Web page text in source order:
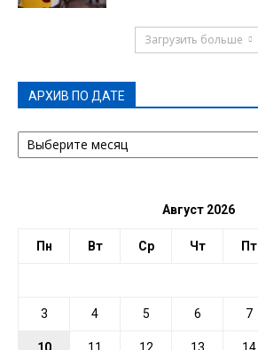
Загрузить больше
АРХИВ ПО ДАТЕ
АРХИВ
ПО
Август 2026
Пн Вт Ср Чт Пт
3 4 5 6 7